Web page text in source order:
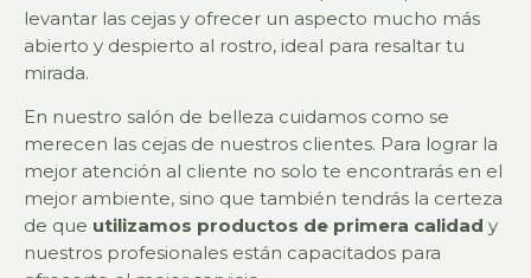
levantar las cejas y ofrecer un aspecto mucho más
abierto y despierto al rostro, ideal para resaltar tu
mirada.
En nuestro salón de belleza cuidamos como se
merecen las cejas de nuestros clientes. Para lograr la
mejor atención al cliente no solo te encontrarás en el
mejor ambiente, sino que también tendrás la certeza
de que utilizamos productos de primera calidad y
nuestros profesionales están capacitados para